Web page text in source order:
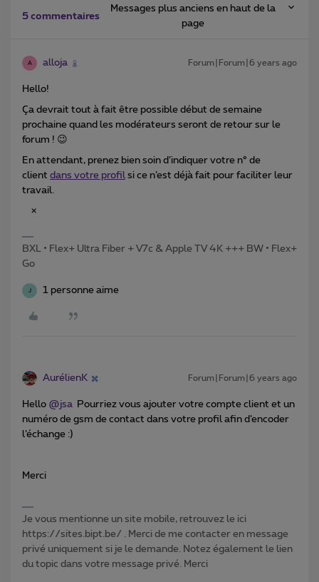
5 commentaires
Messages plus anciens en haut de la
page
A alloja Forum|Forum|6 years ago
Hello!
Ça devrait tout à fait être possible début de semaine
prochaine quand les modérateurs seront de retour sur le
forum ! 😉
En attendant, prenez bien soin d’indiquer votre n° de
client dans votre profil si ce n’est déjà fait pour faciliter leur
travail.
×
BXL • Flex+ Ultra Fiber + V7c & Apple TV 4K +++ BW • Flex+
Go
1 personne aime
AurélienK Forum|Forum|6 years ago
Hello @jsa Pourriez vous ajouter votre compte client et un
numéro de gsm de contact dans votre profil afin d’encoder
l’échange :)
Merci
Je vous mentionne un site mobile, retrouvez le ici
https://sites.bipt.be/ . Merci de me contacter en message
privé uniquement si je le demande. Notez également le lien
du topic dans votre message privé. Merci